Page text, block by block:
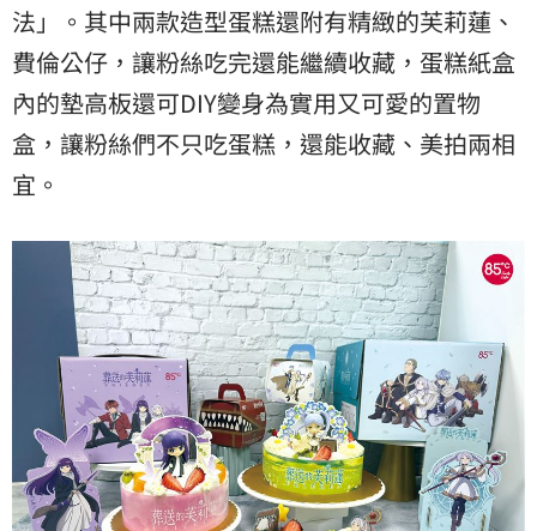
法」。其中兩款造型蛋糕還附有精緻的芙莉蓮、
費倫公仔，讓粉絲吃完還能繼續收藏，蛋糕紙盒
內的墊高板還可DIY變身為實用又可愛的置物
盒，讓粉絲們不只吃蛋糕，還能收藏、美拍兩相
宜。